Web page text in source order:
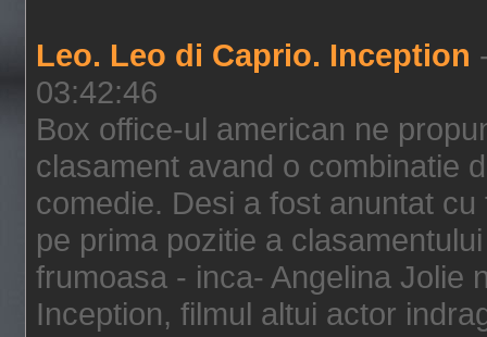
Leo. Leo di Caprio. Inception
03:42:46
Box office-ul american ne
clasament avand o combinatie
comedie. Desi a fost anuntat
pe prima pozitie a
frumoasa - inca- Angelina Jolie
Inception, filmul altui actor